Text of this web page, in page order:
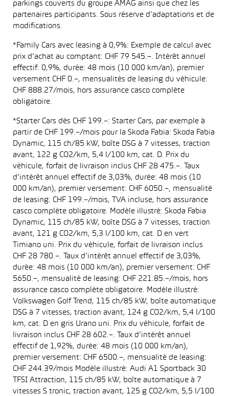
parkings couverts du groupe AMAG ainsi que chez les
partenaires participants. Sous réserve d’adaptations et de
modifications.
*Family Cars avec leasing à 0,9%: Exemple de calcul avec
prix d’achat au comptant: CHF 79 545.–. Intérêt annuel
effectif: 0,9%, durée: 48 mois (10 000 km/an), premier
versement CHF 0.–, mensualités de leasing du véhicule:
CHF 888.27/mois, hors assurance casco complète
obligatoire.
*Starter Cars dès CHF 199.–: Starter Cars, par exemple à
partir de CHF 199.–/mois pour la Skoda Fabia: Skoda Fabia
Dynamic, 115 ch/85 kW, boîte DSG à 7 vitesses, traction
avant, 122 g CO2/km, 5,4 l/100 km, cat. D. Prix du
véhicule, forfait de livraison inclus CHF 28 475.–. Taux
d’intérêt annuel effectif de 3,03%, durée: 48 mois (10
000 km/an), premier versement: CHF 6050.–, mensualité
de leasing: CHF 199.–/mois, TVA incluse, hors assurance
casco complète obligatoire. Modèle illustré: Skoda Fabia
Dynamic, 115 ch/85 kW, boîte DSG à 7 vitesses, traction
avant, 121 g CO2/km, 5,3 l/100 km, cat. D en vert
Timiano uni. Prix du véhicule, forfait de livraison inclus
CHF 28 780.–. Taux d’intérêt annuel effectif de 3,03%,
durée: 48 mois (10 000 km/an), premier versement: CHF
5650.–, mensualité de leasing: CHF 221.85.–/mois, hors
assurance casco complète obligatoire. Modèle illustré:
Volkswagen Golf Trend, 115 ch/85 kW, boîte automatique
DSG à 7 vitesses, traction avant, 124 g CO2/km, 5,4 l/100
km, cat. D en gris Urano uni. Prix du véhicule, forfait de
livraison inclus CHF 28 602.–. Taux d’intérêt annuel
effectif de 1,92%, durée: 48 mois (10 000 km/an),
premier versement: CHF 6500.–, mensualité de leasing:
CHF 244.39/mois Modèle illustré: Audi A1 Sportback 30
TFSI Attraction, 115 ch/85 kW, boîte automatique à 7
vitesses S tronic, traction avant, 125 g CO2/km, 5,5 l/100